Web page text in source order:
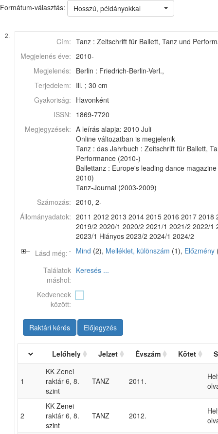
Formátum-választás: Hosszú, példányokkal
2.
Cím: Tanz : Zeitschrift für Ballett, Tanz und
Megjelenés éve: 2010-
Megjelenés: Berlin : Friedrich-Berlin-Verl.,
Terjedelem: Ill. ; 30 cm
Gyakoriság: Havonként
ISSN: 1869-7720
Megjegyzések: A leírás alapja: 2010 Juli
Online változatban is megjelenik
Tanz : das Jahrbuch : Zeitschrift für Ballett,
Performance (2010-)
Ballettanz : Europe's leading dance
2010)
Tanz-Journal (2003-2009)
Számozás: 2010, 2-
Állományadatok: 2011 2012 2013 2014 2015 2016 2017 2018
2019/2 2020/1 2020/2 2021/1 2021/2 2022/1
2023/1 Hiányos 2023/2 2024/1 2024/2
Lásd még:
Mind (2), Melléklet, különszám (1), Előzmény
Találatok
máshol:
Keresés ...
Kedvencek
között:
Raktári kérés Előjegyzés
Lelőhely Jelzet Évszám Kötet
1
KK Zenei
raktár 6, 8.
szint
TANZ 2011.
2
KK Zenei
raktár 6, 8.
szint
TANZ 2012.